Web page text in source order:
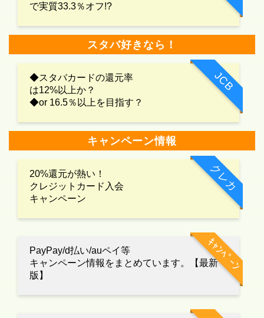
で実質33.3％オフ!?
スタバ好きなら！
JCB
◆スタバカードの還元率
は12%以上か？
◆or 16.5％以上を目指す？
キャンペーン情報
クレカ
20%還元が熱い！
クレジットカード入会
キャンペーン
ｷｬﾝﾍﾟｰﾝ
PayPay/d払い/auペイ等
キャンペーン情報をまとめています。【最新
版】